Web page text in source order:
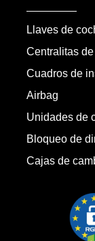
Llaves de
Centralitas
Cuadros de
Airbag
Unidades de
Bloqueo de
Cajas de